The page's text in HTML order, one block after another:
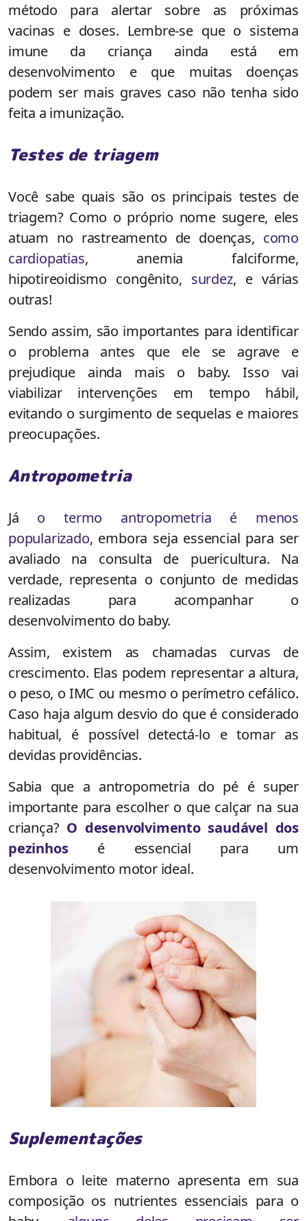
método para alertar sobre as próximas
vacinas e doses. Lembre-se que o sistema
imune da criança ainda está em
desenvolvimento e que muitas doenças
podem ser mais graves caso não tenha sido
feita a imunização.
Testes de triagem
Você sabe quais são os principais testes de
triagem? Como o próprio nome sugere, eles
atuam no rastreamento de doenças, como
cardiopatias, anemia falciforme,
hipotireoidismo congênito, surdez, e várias
outras!
Sendo assim, são importantes para identificar
o problema antes que ele se agrave e
prejudique ainda mais o baby. Isso vai
viabilizar intervenções em tempo hábil,
evitando o surgimento de sequelas e maiores
preocupações.
Antropometria
Já o termo antropometria é menos
popularizado, embora seja essencial para ser
avaliado na consulta de puericultura. Na
verdade, representa o conjunto de medidas
realizadas para acompanhar o
desenvolvimento do baby.
Assim, existem as chamadas curvas de
crescimento. Elas podem representar a altura,
o peso, o IMC ou mesmo o perímetro cefálico.
Caso haja algum desvio do que é considerado
habitual, é possível detectá-lo e tomar as
devidas providências.
Sabia que a antropometria do pé é super
importante para escolher o que calçar na sua
criança? O desenvolvimento saudável dos
pezinhosé essencial para um
desenvolvimento motor ideal.
Suplementações
Embora o leite materno apresenta em sua
composição os nutrientes essenciais para o